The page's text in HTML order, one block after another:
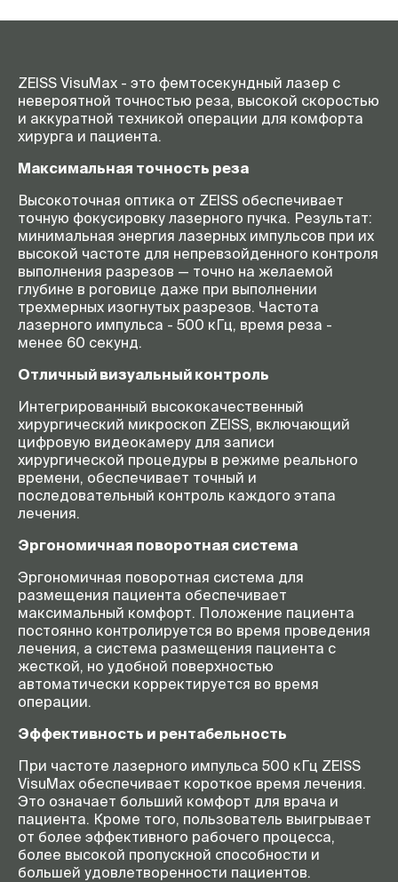
ZEISS VisuMax - это фемтосекундный лазер с
невероятной точностью реза, высокой скоростью
и аккуратной техникой операции для комфорта
хирурга и пациента.
Максимальная точность реза
Высокоточная оптика от ZEISS обеспечивает
точную фокусировку лазерного пучка. Результат:
минимальная энергия лазерных импульсов при их
высокой частоте для непревзойденного контроля
выполнения разрезов — точно на желаемой
глубине в роговице даже при выполнении
трехмерных изогнутых разрезов. Частота
лазерного импульса - 500 кГц, время реза -
менее 60 секунд.
Отличный визуальный контроль
Интегрированный высококачественный
хирургический микроскоп ZEISS, включающий
цифровую видеокамеру для записи
хирургической процедуры в режиме реального
времени, обеспечивает точный и
последовательный контроль каждого этапа
лечения.
Эргономичная поворотная система
Эргономичная поворотная система для
размещения пациента обеспечивает
максимальный комфорт. Положение пациента
постоянно контролируется во время проведения
лечения, а система размещения пациента с
жесткой, но удобной поверхностью
автоматически корректируется во время
операции.
Эффективность и рентабельность
При частоте лазерного импульса 500 кГц ZEISS
VisuMax обеспечивает короткое время лечения.
Это означает больший комфорт для врача и
пациента. Кроме того, пользователь выигрывает
от более эффективного рабочего процесса,
более высокой пропускной способности и
большей удовлетворенности пациентов.